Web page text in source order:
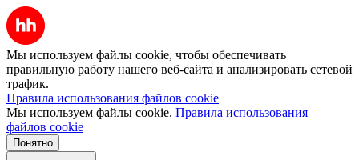
Мы используем файлы cookie, чтобы обеспечивать
правильную работу нашего веб-сайта и анализировать сетевой
трафик.
Правила использования файлов cookie
Мы используем файлы cookie. Правила использования
файлов cookie
Понятно